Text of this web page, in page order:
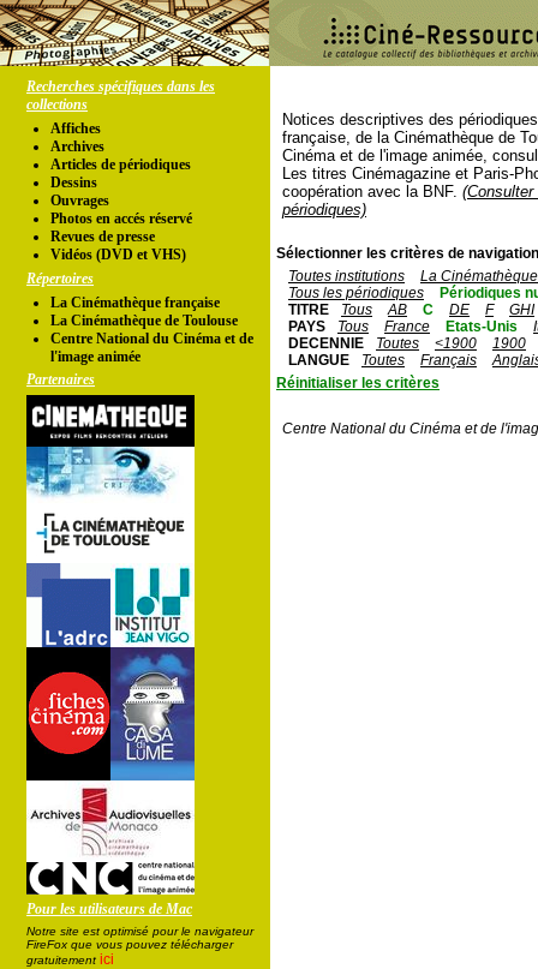
Recherches spécifiques dans les
collections
Affiches
Archives
Articles de périodiques
Dessins
Ouvrages
Photos en accés réservé
Revues de presse
Vidéos (DVD et VHS)
Répertoires
La Cinémathèque française
La Cinémathèque de Toulouse
Centre National du Cinéma et de
l'image animée
Partenaires
Pour les utilisateurs de Mac
Notre site est optimisé pour le navigateur
FireFox que vous pouvez télécharger
gratuitement ici
Notices descriptives des
française, de la Cinémathèque de
Cinéma et de l'image animée,
Les titres Cinémagazine et Paris-
coopération avec la BNF.
périodiques)
Sélectionner les critères de
Toutes institutions
La
Tous les périodiques
Périodiques
TITRE
Tous AB C DE F
GHI
PAYS
Tous France Etats-Unis
DECENNIE
Toutes <1900
1900
LANGUE
Toutes Français
Réinitialiser les critères
Centre National du Cinéma et de